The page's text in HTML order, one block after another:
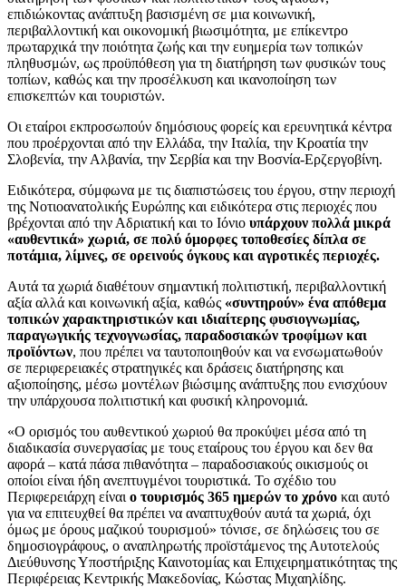
επιδιώκοντας ανάπτυξη βασισμένη σε μια κοινωνική,
περιβαλλοντική και οικονομική βιωσιμότητα, με επίκεντρο
πρωταρχικά την ποιότητα ζωής και την ευημερία των τοπικών
πληθυσμών, ως προϋπόθεση για τη διατήρηση των φυσικών τους
τοπίων, καθώς και την προσέλκυση και ικανοποίηση των
επισκεπτών και τουριστών.
Οι εταίροι εκπροσωπούν δημόσιους φορείς και ερευνητικά κέντρα
που προέρχονται από την Ελλάδα, την Ιταλία, την Κροατία την
Σλοβενία, την Αλβανία, την Σερβία και την Βοσνία-Ερζεργοβίνη.
Ειδικότερα, σύμφωνα με τις διαπιστώσεις του έργου, στην περιοχή
της Νοτιοανατολικής Ευρώπης και ειδικότερα στις περιοχές που
βρέχονται από την Αδριατική και το Ιόνιο υπάρχουν πολλά μικρά
«αυθεντικά» χωριά, σε πολύ όμορφες τοποθεσίες δίπλα σε
ποτάμια, λίμνες, σε ορεινούς όγκους και αγροτικές περιοχές.
Αυτά τα χωριά διαθέτουν σημαντική πολιτιστική, περιβαλλοντική
αξία αλλά και κοινωνική αξία, καθώς «συντηρούν» ένα απόθεμα
τοπικών χαρακτηριστικών και ιδιαίτερης φυσιογνωμίας,
παραγωγικής τεχνογνωσίας, παραδοσιακών τροφίμων και
προϊόντων, που πρέπει να ταυτοποιηθούν και να ενσωματωθούν
σε περιφερειακές στρατηγικές και δράσεις διατήρησης και
αξιοποίησης, μέσω μοντέλων βιώσιμης ανάπτυξης που ενισχύουν
την υπάρχουσα πολιτιστική και φυσική κληρονομιά.
«Ο ορισμός του αυθεντικού χωριού θα προκύψει μέσα από τη
διαδικασία συνεργασίας με τους εταίρους του έργου και δεν θα
αφορά – κατά πάσα πιθανότητα – παραδοσιακούς οικισμούς οι
οποίοι είναι ήδη ανεπτυγμένοι τουριστικά. Το σχέδιο του
Περιφερειάρχη είναι ο τουρισμός 365 ημερών το χρόνο και αυτό
για να επιτευχθεί θα πρέπει να αναπτυχθούν αυτά τα χωριά, όχι
όμως με όρους μαζικού τουρισμού» τόνισε, σε δηλώσεις του σε
δημοσιογράφους, ο αναπληρωτής προϊστάμενος της Αυτοτελούς
Διεύθυνσης Υποστήριξης Καινοτομίας και Επιχειρηματικότητας της
Περιφέρειας Κεντρικής Μακεδονίας, Κώστας Μιχαηλίδης.